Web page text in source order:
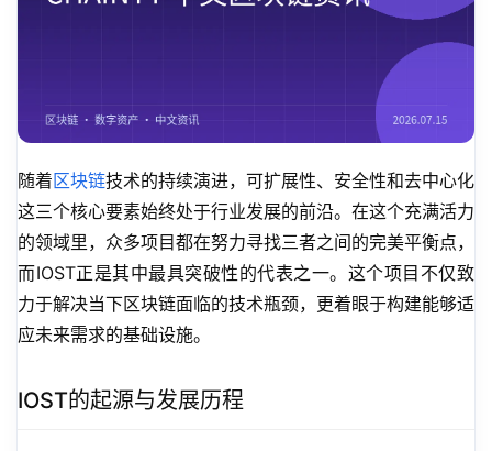
随着区块链技术的持续演进，可扩展性、安全性和去中心化
这三个核心要素始终处于行业发展的前沿。在这个充满活力
的领域里，众多项目都在努力寻找三者之间的完美平衡点，
而IOST正是其中最具突破性的代表之一。这个项目不仅致
力于解决当下区块链面临的技术瓶颈，更着眼于构建能够适
应未来需求的基础设施。
IOST的起源与发展历程